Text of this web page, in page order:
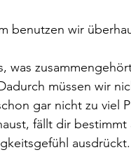
benutzen wir
was
müssen wir
gar nicht zu viel
fällt dir
ausdrückt.